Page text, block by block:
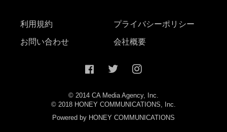
利用規約 プライバシーポリシー
お問い合わせ 会社概要
© 2014 CA Media Agency, Inc.
© 2018 HONEY COMMUNICATIONS, Inc.
Powered by HONEY COMMUNICATIONS